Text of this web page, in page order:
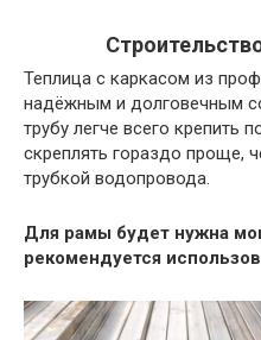
Теплица с каркасом из
надёжным и долговечным
трубу легче всего крепить
скреплять гораздо проще,
трубкой водопровода.
Для рамы будет нужна
рекомендуется